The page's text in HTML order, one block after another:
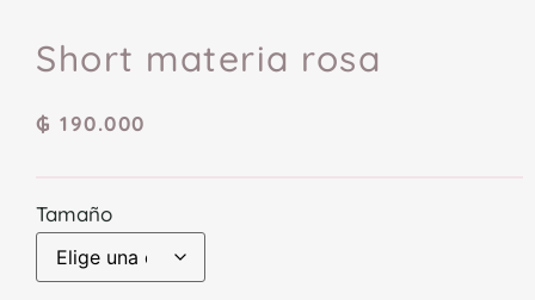
Short materia rosa
₲ 190.000
Tamaño